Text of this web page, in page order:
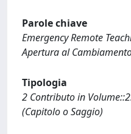
Parole chiave
Emergency Remote
Apertura al
Tipologia
2 Contributo in
(Capitolo o Saggio)